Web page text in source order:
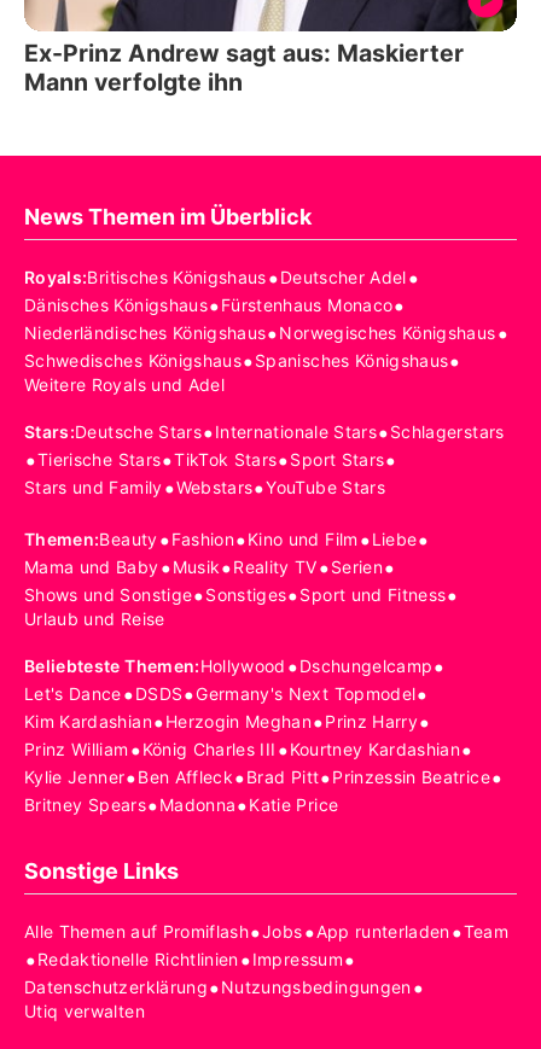
Ex-Prinz Andrew sagt aus: Maskierter
Mann verfolgte ihn
News Themen im Überblick
Royals:Britisches Königshaus•Deutscher Adel•
Dänisches Königshaus•Fürstenhaus Monaco•
Niederländisches Königshaus•Norwegisches Königshaus•
Schwedisches Königshaus•Spanisches Königshaus•
Weitere Royals und Adel
Stars:Deutsche Stars•Internationale Stars•Schlagerstars
•Tierische Stars•TikTok Stars•Sport Stars•
Stars und Family•Webstars•YouTube Stars
Themen:Beauty•Fashion•Kino und Film •Liebe•
Mama und Baby•Musik•Reality TV•Serien•
Shows und Sonstige•Sonstiges•Sport und Fitness•
Urlaub und Reise
Beliebteste Themen:Hollywood •Dschungelcamp•
Let's Dance•DSDS•Germany's Next Topmodel•
Kim Kardashian•Herzogin Meghan•Prinz Harry•
Prinz William •König Charles III •Kourtney Kardashian•
Kylie Jenner•Ben Affleck•Brad Pitt•Prinzessin Beatrice•
Britney Spears•Madonna•Katie Price
Sonstige Links
Alle Themen auf Promiflash•Jobs•App runterladen•Team
•Redaktionelle Richtlinien•Impressum•
Datenschutzerklärung•Nutzungsbedingungen•
Utiq verwalten